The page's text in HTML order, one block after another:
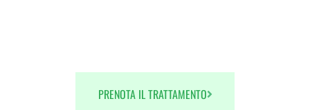
PRENOTA IL TRATTAMENTO